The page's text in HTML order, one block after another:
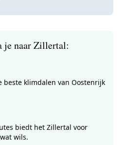
je naar Zillertal:
beste klimdalen van Oostenrijk
biedt het Zillertal voor
wils.